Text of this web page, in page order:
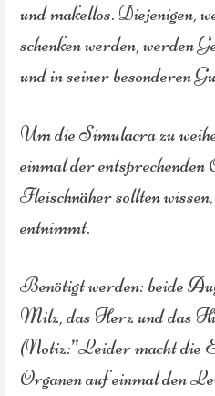
und makellos. Diejenigen,
schenken werden, werden
und in seiner besonderen
Um die Simulacra zu
einmal der entsprechenden
Fleischnäher sollten
entnimmt.
Benötigt werden: beide
Milz, das Herz und das
(Notiz:”Leider macht die
Organen auf einmal den